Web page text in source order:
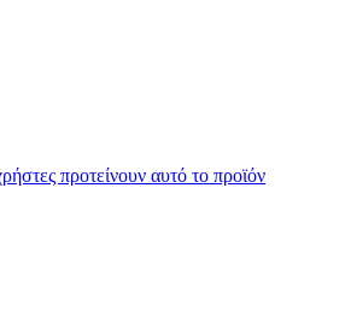
προτείνουν αυτό το προϊόν